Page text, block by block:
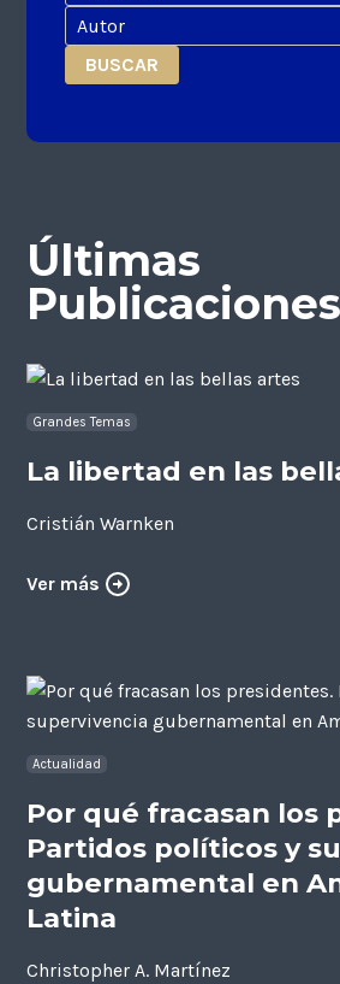
BUSCAR
Últimas
Publicaciones
Grandes Temas
La libertad en las
Cristián Warnken
Ver más
Actualidad
Por qué fracasan los
Partidos políticos y
gubernamental en
Latina
Christopher A. Martínez